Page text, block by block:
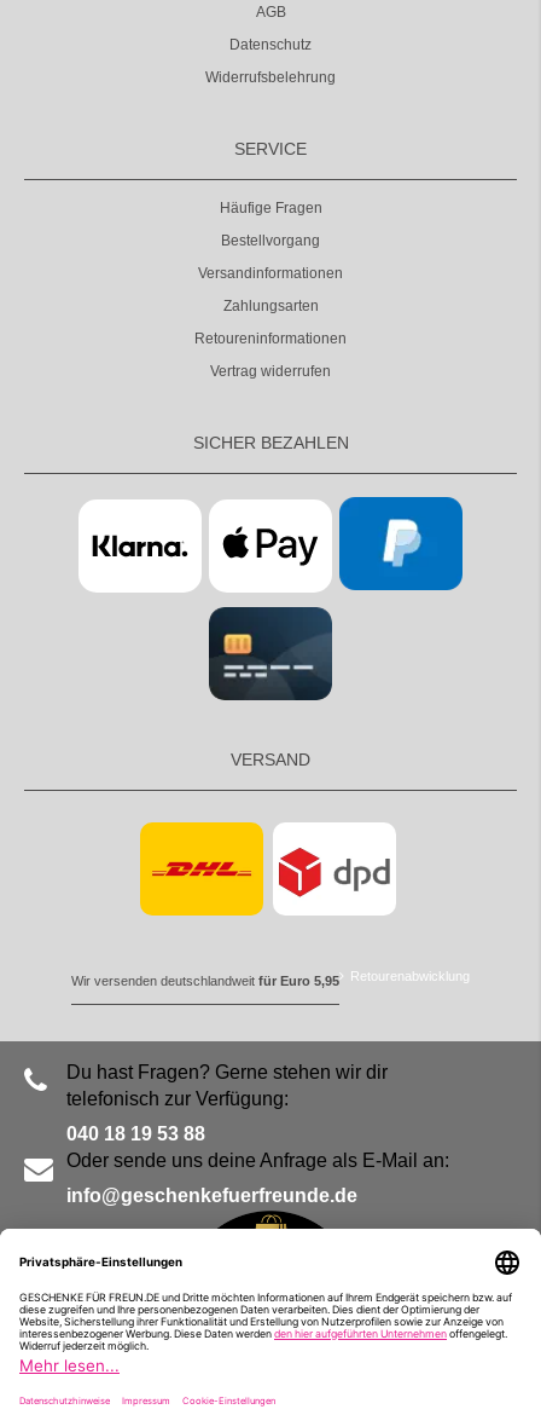
AGB
Datenschutz
Widerrufsbelehrung
SERVICE
Häufige Fragen
Bestellvorgang
Versandinformationen
Zahlungsarten
Retoureninformationen
Vertrag widerrufen
SICHER BEZAHLEN
VERSAND
Wir versenden deutschlandweit für Euro 5,95 Retourenabwicklung
Du hast Fragen? Gerne stehen wir dir
telefonisch zur Verfügung:
040 18 19 53 88
Oder sende uns deine Anfrage als E-Mail an:
info@geschenkefuerfreunde.de